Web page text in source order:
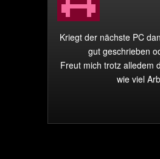
Kriegt der nächste PC
gut geschrieben
Freut mich trotz alledem
wie viel